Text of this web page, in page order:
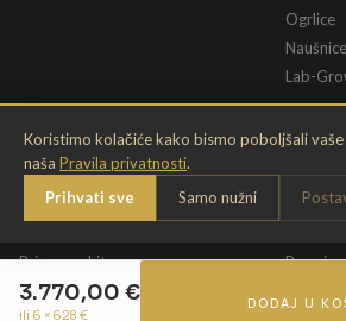
3.770,00 €
ili 6 × 628 €
DODAJ U
Koristimo kolačiće kako bismo poboljšali
naša Pravila privatnosti.
Prihvati sve
Samo nužni
Ogrlice
Naušnice
Lab-
INFORMACIJE
O nama
Kontakt
Briga o nakitu
Jamstvo
Pravila
Opći